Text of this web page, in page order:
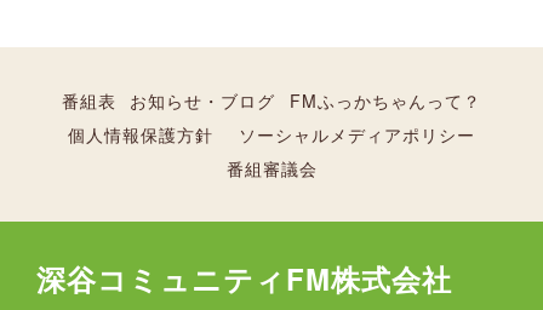
番組表 お知らせ・ブログ
FMふっかちゃんって？
個人情報保護方針
ソーシャルメディアポリシー
番組審議会
深谷コミュニティFM株式会社